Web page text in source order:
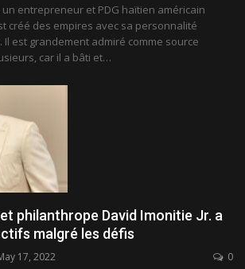
un entrepreneur et PDG haïtien américain
créé des empires avec sa personnalité
Il est grandement admiré comme source
car il a bâti et…
philanthrope David Imonitie Jr. a
malgré les défis
17, 2022 0